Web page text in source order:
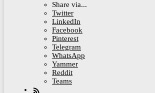
Share via...
Twitter
LinkedIn
Facebook
Pinterest
Telegram
WhatsApp
Yammer
Reddit
Teams